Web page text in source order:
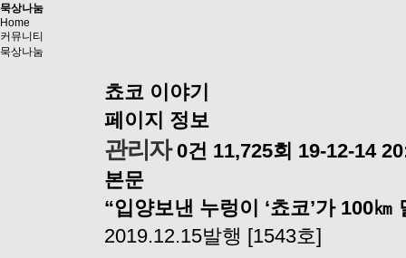
묵상나눔
Home
커뮤니티
묵상나눔
쵸코 이야기
페이지 정보
관리자 0건 11,725회 19-12-14
본문
“입양보낸 누렁이 ‘쵸코’가 100㎞
2019.12.15발행 [1543호]